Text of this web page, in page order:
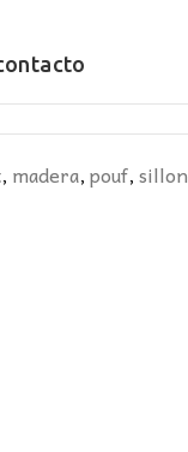
, madera,pouf,sillon